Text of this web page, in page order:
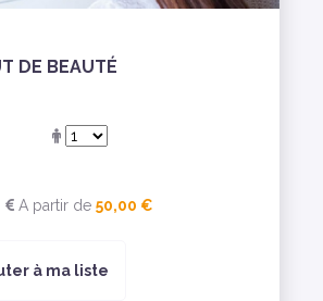
DE BEAUTÉ
A partir de 50,00 €
à ma liste